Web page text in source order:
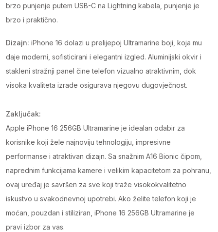
brzo punjenje putem USB-C na Lightning kabela, punjenje je
brzo i praktično.
Dizajn: iPhone 16 dolazi u prelijepoj Ultramarine boji, koja mu
daje moderni, sofisticirani i elegantni izgled. Aluminijski okvir i
stakleni stražnji panel čine telefon vizualno atraktivnim, dok
visoka kvaliteta izrade osigurava njegovu dugovječnost.
Zaključak:
Apple iPhone 16 256GB Ultramarine je idealan odabir za
korisnike koji žele najnoviju tehnologiju, impresivne
performanse i atraktivan dizajn. Sa snažnim A16 Bionic čipom,
naprednim funkcijama kamere i velikim kapacitetom za pohranu,
ovaj uređaj je savršen za sve koji traže visokokvalitetno
iskustvo u svakodnevnoj upotrebi. Ako želite telefon koji je
moćan, pouzdan i stiliziran, iPhone 16 256GB Ultramarine je
pravi izbor za vas.